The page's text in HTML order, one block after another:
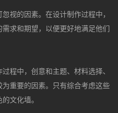
视的因素。在设计制作过程中，
求和期望，以便更好地满足他们
程中，创意和主题、材料选择、
重要的因素。只有综合考虑这些
文化墙。